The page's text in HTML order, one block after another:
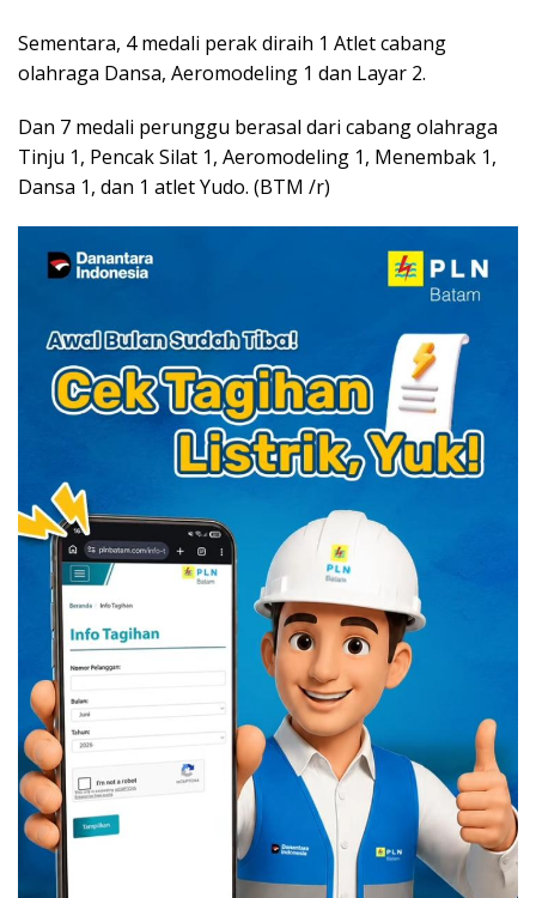
Sementara, 4 medali perak diraih 1 Atlet cabang
olahraga Dansa, Aeromodeling 1 dan Layar 2.
Dan 7 medali perunggu berasal dari cabang olahraga
Tinju 1, Pencak Silat 1, Aeromodeling 1, Menembak 1,
Dansa 1, dan 1 atlet Yudo. (BTM /r)